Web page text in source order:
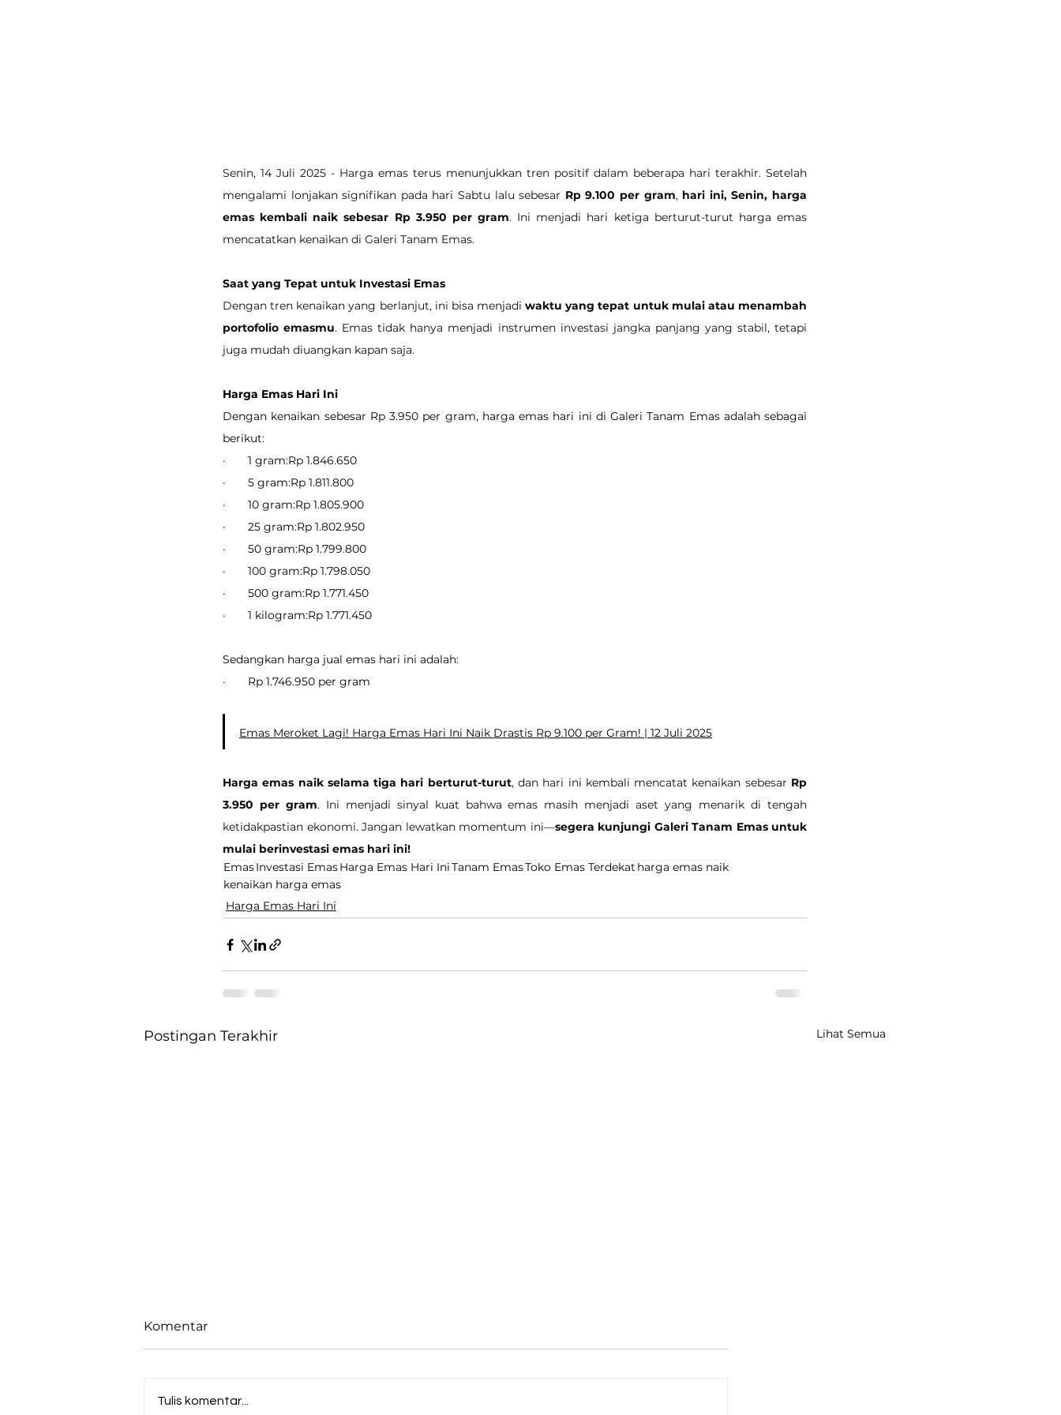
Senin, 14 Juli 2025 - Harga emas terus menunjukkan tren positif dalam beberapa hari terakhir. Setelah
mengalami lonjakan signifikan pada hari Sabtu lalu sebesar Rp 9.100 per gram, hari ini, Senin, harga
emas kembali naik sebesar Rp 3.950 per gram. Ini menjadi hari ketiga berturut-turut harga emas
mencatatkan kenaikan di Galeri Tanam Emas.
Saat yang Tepat untuk Investasi Emas
Dengan tren kenaikan yang berlanjut, ini bisa menjadi waktu yang tepat untuk mulai atau menambah
portofolio emasmu. Emas tidak hanya menjadi instrumen investasi jangka panjang yang stabil, tetapi
juga mudah diuangkan kapan saja.
Harga Emas Hari Ini
Dengan kenaikan sebesar Rp 3.950 per gram, harga emas hari ini di Galeri Tanam Emas adalah sebagai
berikut:
·       1 gram:Rp 1.846.650
·       5 gram:Rp 1.811.800
·       10 gram:Rp 1.805.900
·       25 gram:Rp 1.802.950
·       50 gram:Rp 1.799.800
·       100 gram:Rp 1.798.050
·       500 gram:Rp 1.771.450
·       1 kilogram:Rp 1.771.450
Sedangkan harga jual emas hari ini adalah:
·       Rp 1.746.950 per gram
Emas Meroket Lagi! Harga Emas Hari Ini Naik Drastis Rp 9.100 per Gram! | 12 Juli 2025
Harga emas naik selama tiga hari berturut-turut, dan hari ini kembali mencatat kenaikan sebesar Rp
3.950 per gram. Ini menjadi sinyal kuat bahwa emas masih menjadi aset yang menarik di tengah
ketidakpastian ekonomi. Jangan lewatkan momentum ini—segera kunjungi Galeri Tanam Emas untuk
mulai berinvestasi emas hari ini!
EmasInvestasi EmasHarga Emas Hari IniTanam EmasToko Emas Terdekat harga emas naik
kenaikan harga emas
Harga Emas Hari Ini
Postingan Terakhir Lihat Semua
Komentar
Tulis komentar...